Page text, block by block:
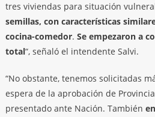
tres viviendas para situación
semillas, con características
cocina-comedor. Se empezaron a
total“, señaló el intendente Salvi.
“No obstante, tenemos solicitadas
espera de la aprobación de
presentado ante Nación. También